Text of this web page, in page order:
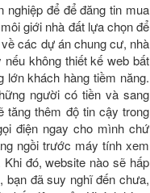
nghiệp để để đăng tin mua
giới nhà đất lựa chọn để
các dự án chung cư, nhà
không thiết kế web bất
khách hàng tiềm năng.
người có tiền và sang
tăng thêm độ tin cậy trong
điện ngay cho mình chứ
ngồi trước máy tính xem
đó, website nào sẽ hấp
bạn đã suy nghĩ đến chưa,